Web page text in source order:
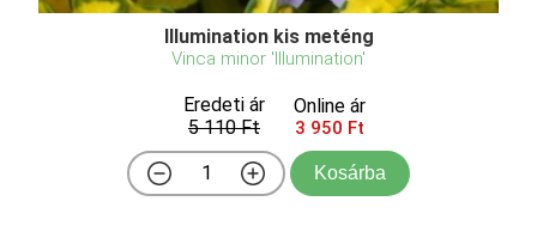
Illumination kis meténg
Vinca minor 'Illumination'
Eredeti ár
5 110 Ft
Online ár
3 950 Ft
Kosárba